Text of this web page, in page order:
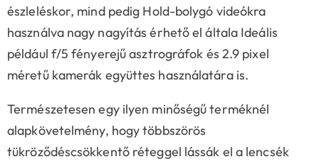
észleléskor, mind pedig Hold-bolygó videókra
használva nagy nagyítás érhető el általa Ideális
például f/5 fényerejű asztrográfok és 2.9 pixel
méretű kamerák együttes használatára is.
Természetesen egy ilyen minőségű terméknél
alapkövetelmény, hogy többszörös
tükröződéscsökkentő réteggel lássák el a lencsék